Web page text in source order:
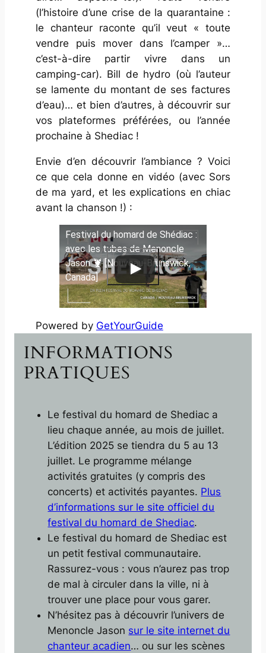
(l’histoire d’une crise de la quarantaine :
le chanteur raconte qu’il veut «toute
vendre puis mover dans l’camper »…
c’est-à-dire partir vivre dans un
camping-car). Bill de hydro (où l’auteur
se lamente du montant de ses factures
d’eau)… et bien d’autres, à découvrir sur
vos plateformes préférées, ou l’année
prochaine à Shediac !
Envie d’en découvrir l’ambiance ? Voici
ce que cela donne en vidéo (avec Sors
de ma yard, et les explications en chiac
avant la chanson !) :
Festival du homard de Shédiac :
avec les tubes de Menoncle
Jason 🦞 [Nouveau-Brunswick,
Canada]
Powered by GetYourGuide
INFORMATIONS
PRATIQUES
Le festival du homard de Shediac a
lieu chaque année, au mois de juillet.
L’édition 2025 se tiendra du 5 au 13
juillet. Le programme mélange
activités gratuites (y compris des
concerts) et activités payantes. Plus
d’informations sur le site officiel du
festival du homard de Shediac.
Le festival du homard de Shediac est
un petit festival communautaire.
Rassurez-vous : vous n’aurez pas trop
de mal à circuler dans la ville, ni à
trouver une place pour vous garer.
N’hésitez pas à découvrir l’univers de
Menoncle Jason sur le site internet du
chanteur acadien… ou sur les scènes